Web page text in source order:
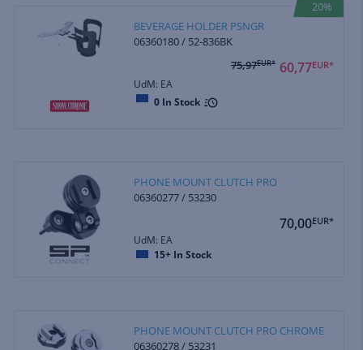
20%
BEVERAGE HOLDER PSNGR
06360180 / 52-836BK
60,77EUR*
75,97EUR*
UdM: EA
0 In Stock
PHONE MOUNT CLUTCH PRO
06360277 / 53230
70,00EUR*
UdM: EA
15+ In Stock
PHONE MOUNT CLUTCH PRO CHROME
06360278 / 53231